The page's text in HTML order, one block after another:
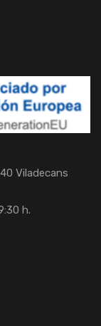
Viladecans
h.